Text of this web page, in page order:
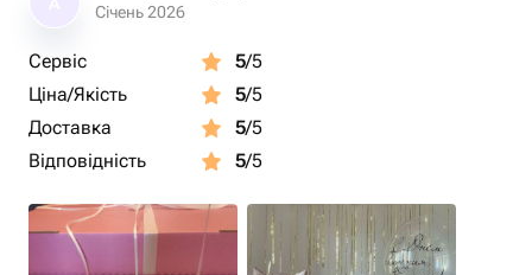
количество гелия, поэтому лучше заказывать
Композиция отлично подойдёт на день рождения
дочки, внучки, племянницы. Дети очень радуются
такому сюрпризу
Січень 2026
Сервіс 5/5
Ціна/Якість
5/5
Доставка
5/5
Відповідність
5/5